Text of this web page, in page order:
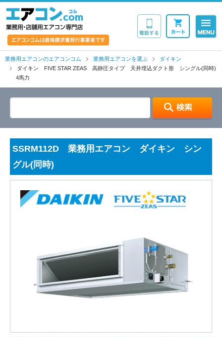
業務用エアコンのエアコンコム 業務用エアコンを選ぶ
ダイキン
ダイキン FIVE STAR ZEAS 高静圧タイプ 天井埋込ダクト形 シングル(同時)
4馬力
SSRM112D 業務用エアコン ダイキン シン
グル(同時)